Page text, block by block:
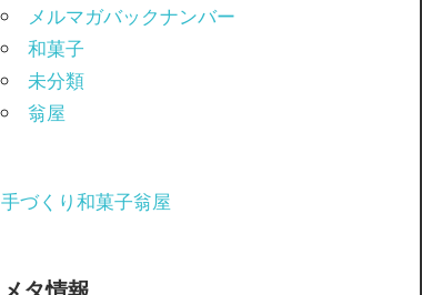
メルマガバックナンバー
和菓子
未分類
翁屋
手づくり和菓子翁屋